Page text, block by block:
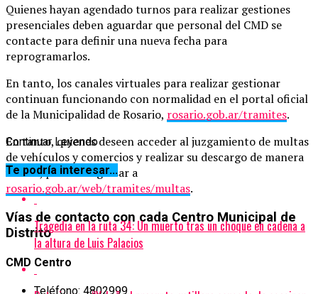
Quienes hayan agendado turnos para realizar gestiones
presenciales deben aguardar que personal del CMD se
contacte para definir una nueva fecha para
reprogramarlos.
En tanto, los canales virtuales para realizar gestionar
continuan funcionando con normalidad en el portal oficial
de la Municipalidad de Rosario, rosario.gob.ar/tramites.
En tanto, quienes deseen acceder al juzgamiento de multas
de vehículos y comercios y realizar su descargo de manera
virtual, pueden ingresar a
rosario.gob.ar/web/tramites/multas.
Vías de contacto con cada Centro Municipal de
Distrito
CMD Centro
Teléfono: 4802999
Continuar Leyendo
Te podría interesar...
Tragedia en la ruta 34: Un muerto tras un choque en cadena a
la altura de Luis Palacios